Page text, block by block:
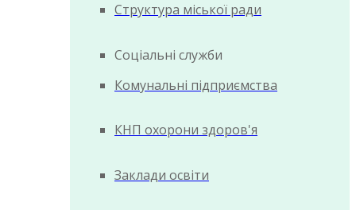
Структура міської ради
Соціальні служби
Комунальні підприємства
КНП охорони здоров'я
Заклади освіти